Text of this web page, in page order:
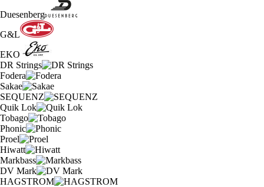
Duesenberg
G&L
EKO
DR Strings
Fodera
Sakae
SEQUENZ
Quik Lok
Tobago
Phonic
Proel
Hiwatt
Markbass
DV Mark
HAGSTROM